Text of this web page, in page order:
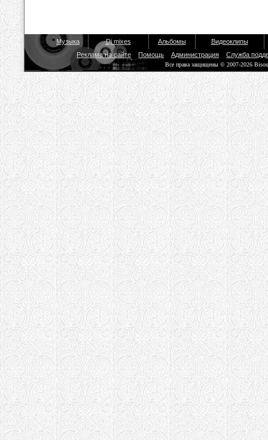
Музыка Dj mixes Альбомы
Видеоклипы
Реклама на сайте
Помощь Администрация Служба
Все права защищены © 2007-2026